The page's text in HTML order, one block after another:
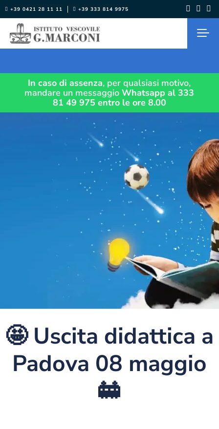
Salta
al
contenuto
+39 0421 28 11 11 +39 333 814 9975
In caso di assenza, per qualsiasi motivo,
mandare un messaggioWhatsapp al 333
81 49 975 entro le ore 8.00
🤩 Uscita didattica a
Padova 08 maggio
🚋